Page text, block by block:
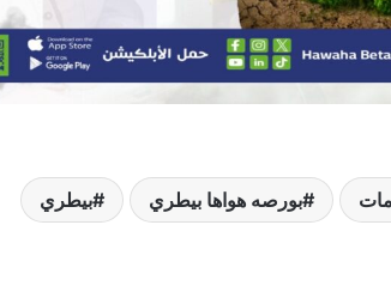
بورصه هواها بيطري بيطري